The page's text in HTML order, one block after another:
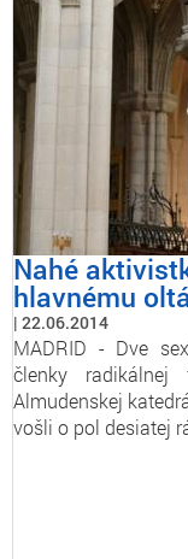
Nahé
hlavnému
22.06.2014
MADRID - Dve
členky
Almudenskej
vošli o pol desiatej